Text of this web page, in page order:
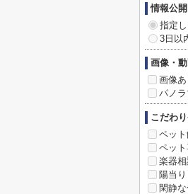
情報公開
指定
3日以
画像・
画像あ
パノラ
こだわ
ペッ
ペッ
楽器相
陽当
閑静